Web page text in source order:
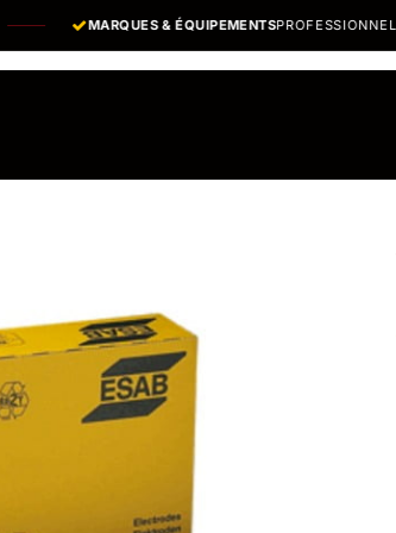
MARQUES & ÉQUIPEMENTSPROFESSIONNELS